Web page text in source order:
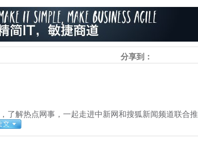
分享到：
解热点网事，一起走进中新网和搜狐新闻频道联合推